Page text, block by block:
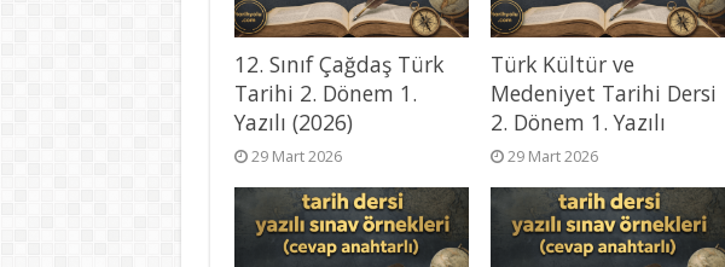
12. Sınıf Çağdaş Türk
Tarihi 2. Dönem 1.
Yazılı (2026)
29 Mart 2026
Türk Kültür ve
Medeniyet Tarihi Dersi
2. Dönem 1. Yazılı
29 Mart 2026